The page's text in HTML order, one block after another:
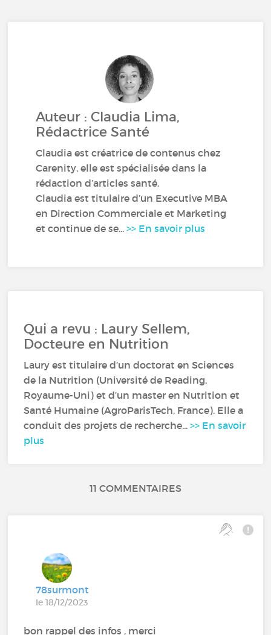
Auteur : Claudia Lima,
Rédactrice Santé
Claudia est créatrice de contenus chez
Carenity, elle est spécialisée dans la
rédaction d’articles santé.
Claudia est titulaire d’un Executive MBA
en Direction Commerciale et Marketing
et continue de se...>> En savoir plus
Qui a revu : Laury Sellem,
Docteure en Nutrition
Laury est titulaire d’un doctorat en Sciences
de la Nutrition (Université de Reading,
Royaume-Uni) et d’un master en Nutrition et
Santé Humaine (AgroParisTech, France). Elle a
conduit des projets de recherche...>> En savoir
plus
11 COMMENTAIRES
78surmont
le 18/12/2023
bon rappel des infos , merci